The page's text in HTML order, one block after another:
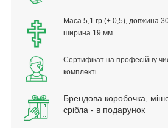
Маса 5,1 гр (± 0,5), довжина
ширина 19 мм
Сертифікат на професійну
комплекті
Брендова коробочка,
срібла - в подарунок